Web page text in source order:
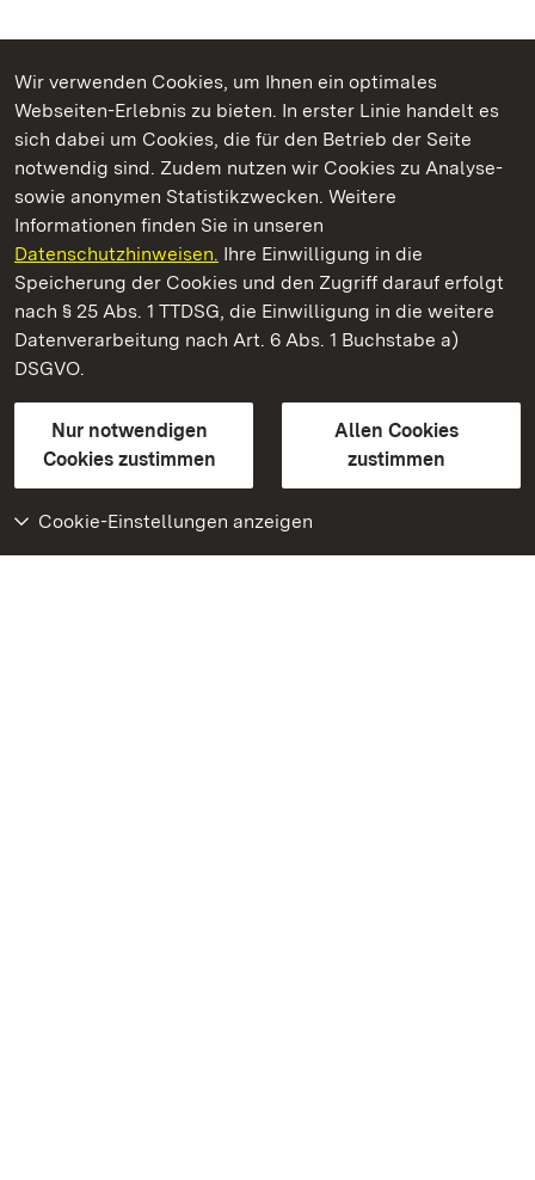
Wir verwenden Cookies, um Ihnen ein optimales
Webseiten-Erlebnis zu bieten. In erster Linie handelt es
sich dabei um Cookies, die für den Betrieb der Seite
notwendig sind. Zudem nutzen wir Cookies zu Analyse-
sowie anonymen Statistikzwecken. Weitere
Informationen finden Sie in unseren
Datenschutzhinweisen. Ihre Einwilligung in die
Speicherung der Cookies und den Zugriff darauf erfolgt
nach § 25 Abs. 1 TTDSG, die Einwilligung in die weitere
Datenverarbeitung nach Art. 6 Abs. 1 Buchstabe a)
DSGVO.
Nur notwendigen
Cookies zustimmen
Allen Cookies
zustimmen
Cookie-Einstellungen anzeigen
Kommen. Staunen. Genießen.
Residenzschloss Ludwigsburg
Staatliche Schlösser und Gärten Baden-Württemberg
Kontakt
GebärdenspracheLeichte Sprache
Erklärung zur Barrierefreiheit
BITV-konform (geprüfte Seiten)
Weiteres